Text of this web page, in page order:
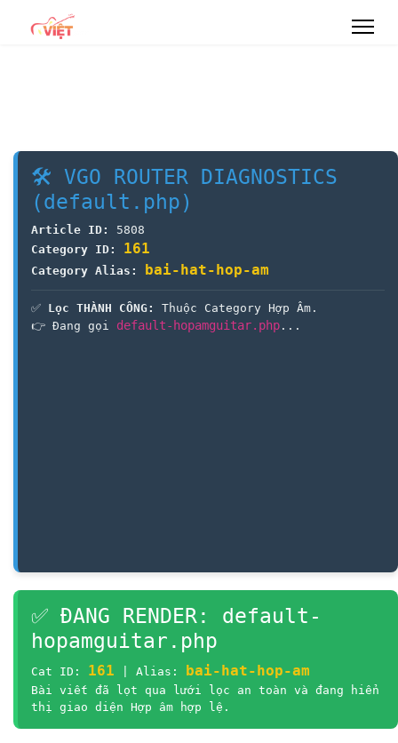
🛠 VGO ROUTER DIAGNOSTICS
(default.php)
Article ID:
5808
Category ID:
161
Category Alias: bai-hat-hop-am
✅ Lọc THÀNH CÔNG:
Thuộc Category Hợp Âm.
👉 Đang gọi default-hopamguitar.php ...
✅ ĐANG RENDER: default-
hopamguitar.php
Cat ID: 161 | Alias: bai-hat-hop-am
Bài viết đã lọt qua lưới lọc an toàn và đang hiển
thị giao diện Hợp âm hợp lệ.